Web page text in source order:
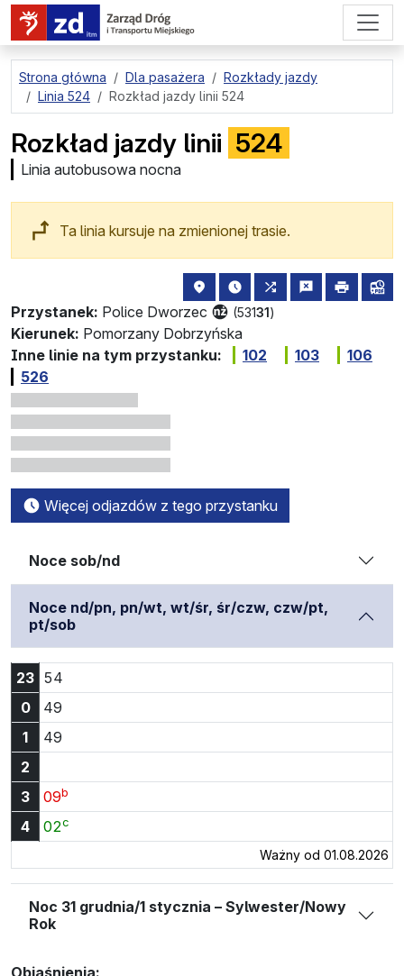
przejdź do treści strony
Strona główna Dla pasażera
Rozkłady jazdy
Linia 524
Rozkład jazdy linii 524
Rozkład jazdy linii 524
Linia autobusowa nocna
Ta linia kursuje na zmienionej trasie.
Przystanek: Police Dworzec (53131)
lokalizacja przystanku na mapie
najbliższe odjazdy z tego
wszystkie linie
zgłośdrukuj
Kierunek: Pomorzany Dobrzyńska
Inne linie na tym przystanku:
102 103
106
526
Więcej odjazdów z tego przystanku
Noce sob/nd
Noce nd/pn, pn/wt, wt/śr, śr/czw, czw/pt,
pt/sob
23 54
0
49
1
49
2
3
09b
4
02c
Ważny od 01.08.2026
Noc 31 grudnia/1 stycznia – Sylwester/Nowy
Rok